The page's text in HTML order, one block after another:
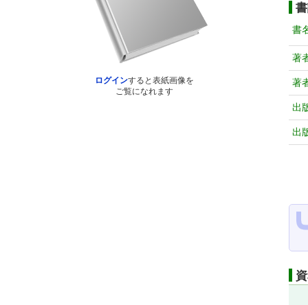
ログインすると表紙画像を
ご覧になれます
書
著
著
出
出